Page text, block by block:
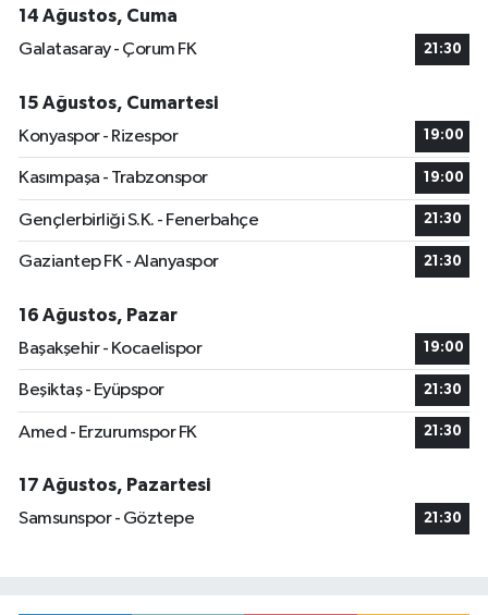
14 Ağustos, Cuma
Galatasaray - Çorum FK
21:30
15 Ağustos, Cumartesi
Konyaspor - Rizespor
19:00
Kasımpaşa - Trabzonspor 19:00
Gençlerbirliği S.K. - Fenerbahçe 21:30
Gaziantep FK - Alanyaspor 21:30
16 Ağustos, Pazar
Başakşehir - Kocaelispor
19:00
Beşiktaş - Eyüpspor 21:30
Amed - Erzurumspor FK 21:30
17 Ağustos, Pazartesi
Samsunspor - Göztepe
21:30